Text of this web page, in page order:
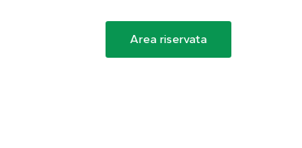
Area riservata